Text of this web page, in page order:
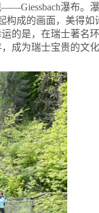
瀑布。瀑
构成的画面，美得
的是，在瑞士著名
成为瑞士宝贵的文化